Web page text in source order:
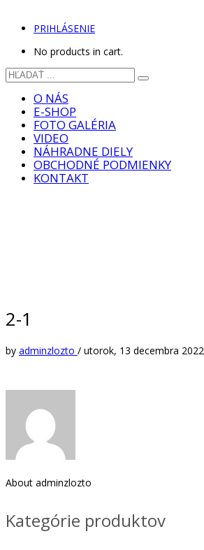
PRIHLÁSENIE
No products in cart.
O NÁS
E-SHOP
FOTO GALÉRIA
VIDEO
NÁHRADNE DIELY
OBCHODNÉ PODMIENKY
KONTAKT
2-1
by adminzlozto / utorok, 13 decembra 2022
About adminzlozto
Kategórie produktov